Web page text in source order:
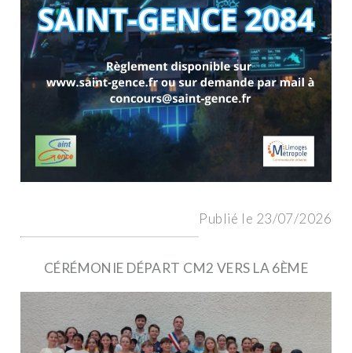
Publié le 23/07/2026
CÉRÉMONIE DÉPART CM2 VERS LA 6ÈME